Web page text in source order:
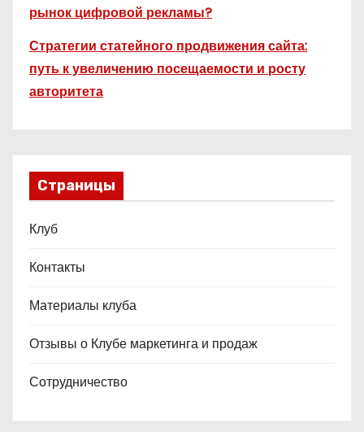
рынок цифровой рекламы?
Стратегии статейного продвижения сайта:
путь к увеличению посещаемости и росту
авторитета
Страницы
Клуб
Контакты
Материалы клуба
Отзывы о Клубе маркетинга и продаж
Сотрудничество